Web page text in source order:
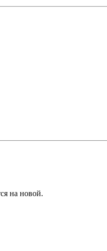
на новой.